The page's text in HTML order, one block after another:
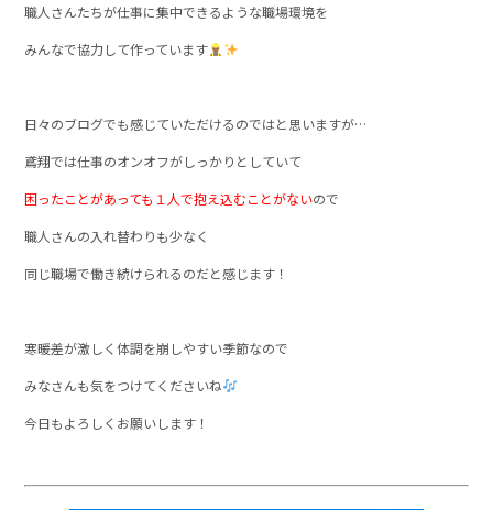
職人さんたちが仕事に集中できるような職場環境を
みんなで協力して作っています
日々のブログでも感じていただけるのではと思いますが…
鳶翔では仕事のオンオフがしっかりとしていて
困ったことがあっても１人で抱え込むことがないので
職人さんの入れ替わりも少なく
同じ職場で働き続けられるのだと感じます！
寒暖差が激しく体調を崩しやすい季節なので
みなさんも気をつけてくださいね
今日もよろしくお願いします！